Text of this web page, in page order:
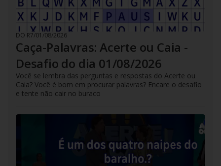
DO R7/01/08/2026
Caça-Palavras: Acerte ou Caia -
Desafio do dia 01/08/2026
Você se lembra das perguntas e respostas do Acerte ou
Caia? Você é bom em procurar palavras? Encare o desafio
e tente não cair no buraco